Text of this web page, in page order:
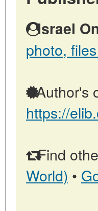
Israel
photo,
Author's
https://
Find
World) •